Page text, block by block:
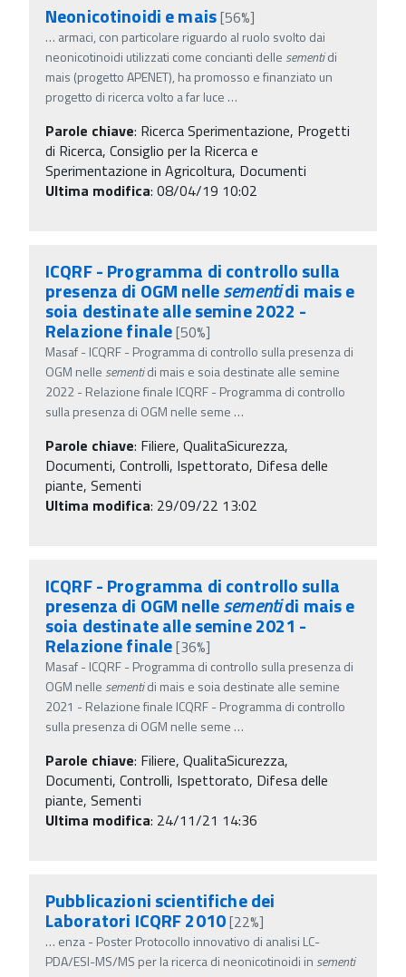
Neonicotinoidi e mais[56%]
… armaci, con particolare riguardo al ruolo svolto dai
neonicotinoidi utilizzati come concianti delle sementidi
mais (progetto APENET), ha promosso e finanziato un
progetto di ricerca volto a far luce …
Parole chiave: Ricerca Sperimentazione, Progetti
di Ricerca, Consiglio per la Ricerca e
Sperimentazione in Agricoltura, Documenti
Ultima modifica: 08/04/19 10:02
ICQRF - Programma di controllo sulla
presenza di OGM nellesementidi mais e
soia destinate alle semine 2022 -
Relazione finale[50%]
Masaf - ICQRF - Programma di controllo sulla presenza di
OGM nelle sementidi mais e soia destinate alle semine
2022 - Relazione finale ICQRF - Programma di controllo
sulla presenza di OGM nelle seme …
Parole chiave: Filiere, QualitaSicurezza,
Documenti, Controlli, Ispettorato, Difesa delle
piante, Sementi
Ultima modifica: 29/09/22 13:02
ICQRF - Programma di controllo sulla
presenza di OGM nellesementidi mais e
soia destinate alle semine 2021 -
Relazione finale[36%]
Masaf - ICQRF - Programma di controllo sulla presenza di
OGM nelle sementidi mais e soia destinate alle semine
2021 - Relazione finale ICQRF - Programma di controllo
sulla presenza di OGM nelle seme …
Parole chiave: Filiere, QualitaSicurezza,
Documenti, Controlli, Ispettorato, Difesa delle
piante, Sementi
Ultima modifica: 24/11/21 14:36
Pubblicazioni scientifiche dei
Laboratori ICQRF 2010[22%]
… enza - Poster Protocollo innovativo di analisi LC-
PDA/ESI-MS/MS per la ricerca di neonicotinoidi in sementi